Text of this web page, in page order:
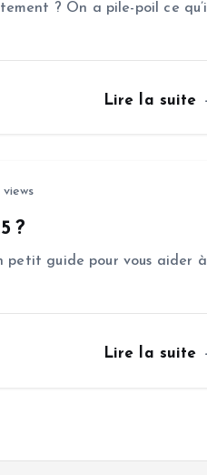
? On a pile-poil ce qu’il
Lire la suite
views
?
petit guide pour vous aider à
Lire la suite